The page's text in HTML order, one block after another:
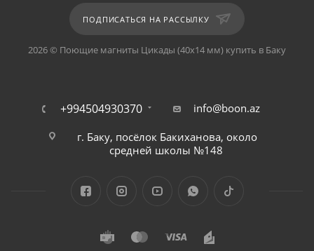
ПОДПИСАТЬСЯ НА РАССЫЛКУ
2026 © Поющие магниты Цикады (40х14 мм) купить в Баку
+994504930370 info@boon.az
г. Баку, посёлок Бакиханова, около
средней школы №148